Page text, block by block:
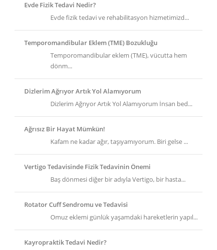
Evde Fizik Tedavi Nedir?
Evde fizik tedavi ve rehabilitasyon hizmetimizd...
Temporomandibular Eklem (TME) Bozukluğu
Temporomandibular eklem (TME), vücutta hem
dönm...
Dizlerim Ağrıyor Artık Yol Alamıyorum
Dizlerim Ağrıyor Artık Yol Alamıyorum İnsan bed...
Ağrısız Bir Hayat Mümkün!
Kafam ne kadar ağır, taşıyamıyorum. Biri gelse ...
Vertigo Tedavisinde Fizik Tedavinin Önemi
Baş dönmesi diğer bir adıyla Vertigo, bir hasta...
Rotator Cuff Sendromu ve Tedavisi
Omuz eklemi günlük yaşamdaki hareketlerin yapıl...
Kayropraktik Tedavi Nedir?